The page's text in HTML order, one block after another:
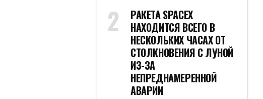
РАКЕТА SPACEX
НАХОДИТСЯ ВСЕГО В
НЕСКОЛЬКИХ ЧАСАХ ОТ
СТОЛКНОВЕНИЯ С ЛУНОЙ
ИЗ-ЗА
НЕПРЕДНАМЕРЕННОЙ
АВАРИИ